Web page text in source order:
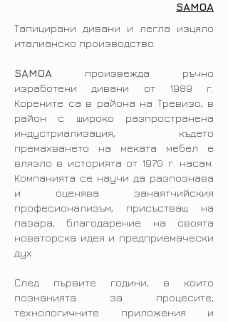
SAMOA
Тапицирани дивани и легла изцяло
италианско производство.
SAMOA произвежда ръчно
изработени дивани от 1989 г.
Корените са в района на Тревизо, в
район с широко разпространена
индустриализация, където
премахването на меката мебел е
влязло в историята от 1970 г. насам.
Компанията се научи да разпознава
и оценява занаятчийския
професионализъм, присъстващ на
пазара, благодарение на своята
новаторска идея и предприемачески
дух.
След първите години, в които
познанията за процесите,
технологичните приложения и